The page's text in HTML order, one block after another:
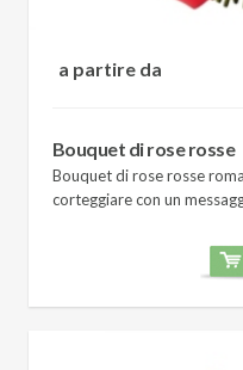
a partire da
Bouquet di rose rosse
Bouquet di rose rosse
corteggiare con un